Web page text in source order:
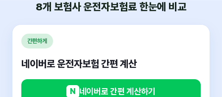
8개 보험사운전자보험료 한눈에 비교
간편하게
네이버로 운전자보험 간편 계산
N 네이버로 간편 계산하기